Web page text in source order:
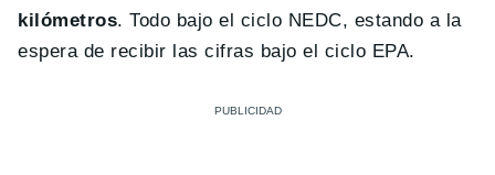
kilómetros. Todo bajo el ciclo NEDC, estando a la
espera de recibir las cifras bajo el ciclo EPA.